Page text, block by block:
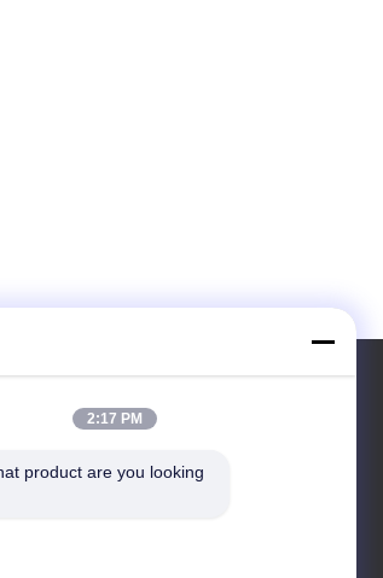
2:17 PM
product are you looking